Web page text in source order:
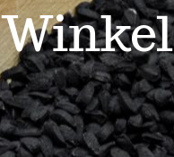
Winkel